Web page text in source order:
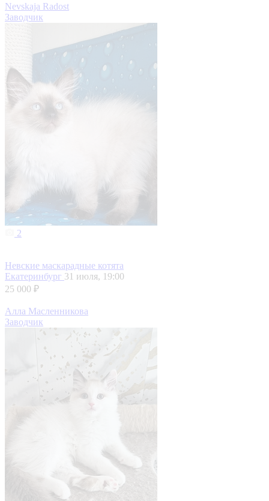
Nevskaja Radost
Заводчик
2
Невские маскарадные котята
Екатеринбург 31 июля, 19:00
25 000 ₽
Алла Масленникова
Заводчик